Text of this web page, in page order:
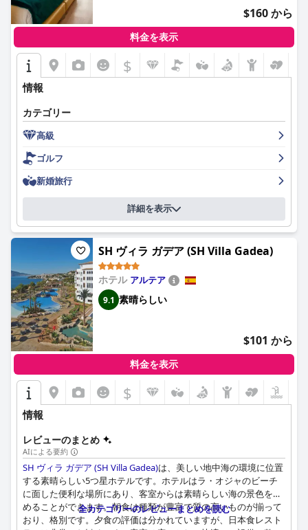
スタッフは、その親しみやすさと注意深さで際立っており、宿泊
客のポジティブな体験に大きく貢献しています。チェックインの
手続きはもっと効率的であるべきですが、受付、ハウスキーピン
グ、ダイニングのスタッフが提供する全体的に優れたサービスは
頻繁に強調されています。
プールは小さいことが多く、混雑していますが、清潔に保たれて
おり、特に風の強い日にはビーチの快適な代替手段となります。
そのサイズにもかかわらず、プールエリアからの美しい景色は、
宿泊客の全体的な体験を向上させます。
家族連れは、そのリラックスした雰囲気と、優れたアメニティを
備えた便利なファミリールームのおかげで、ホテルを魅力的に感
じています。ビーチフロントのロケーションは、特に小さな子供
連れの家族にとって有利であり、簡単でストレスのないビーチ訪
ホテルでの駐車場は、狭くてほぼ満車の地下駐車場であり、直接
エレベーターにアクセスできないため、いくつかの課題がありま
す。無料の駐車場も利用できますが、徒歩10分かかり、不便さが
増します。
ベッドについては賛否両論があります。快適で広々としていると
感じる人もいれば、寝具の品質と快適さの改善が必要だと感じる
人もいます。
4つ星の評価にもかかわらず、一部の宿泊客は、ホテルの食品の
品質や全体的なサービスなどの点で基準を満たしていないと感じ
ており、優れた3つ星ホテルの方が適している可能性があると示
唆しています。それにもかかわらず、最高のロケーション、清潔
さ、フレンドリーなスタッフの組み合わせは、訪問者に一般的に
良い印象を与えます。
$160 から
料金を表示
$
情報
カテゴリー
高級
ゴルフ
新婚旅行
詳細を表示
SH ヴィラ ガデア (SH Villa Gadea)
ホテル アルテア
9.1 素晴らしい
$101 から
料金を表示
$
情報
レビューのまとめ
AIによる要約
SH ヴィラ ガデア (SH Villa Gadea)は、美しい地中海の環境に位置
する素晴らしい5つ星ホテルです。ホテルはラ・オジャのビーチ
に面した便利な場所にあり、客室からは素晴らしい海の景色を眺
めることができます。朝食は種類が豊富で質の高いものが揃って
おり、格別です。夕食の評価は分かれていますが、日本食レスト
全カテゴリーのレビューまとめを読む